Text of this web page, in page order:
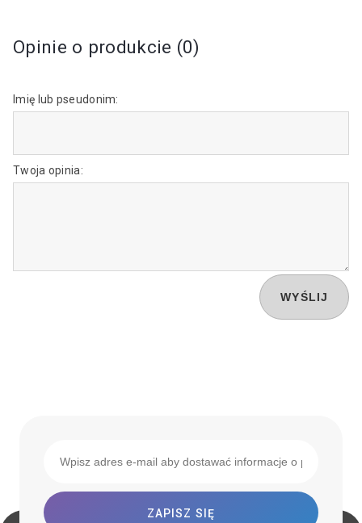
Opinie o produkcie (0)
Imię lub pseudonim:
Twoja opinia:
WYŚLIJ
ZAPISZ SIĘ